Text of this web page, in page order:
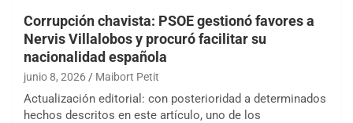
Corrupción chavista: PSOE gestionó favores a
Nervis Villalobos y procuró facilitar su
nacionalidad española
junio 8, 2026 Maibort Petit
Actualización editorial: con posterioridad a determinados
hechos descritos en este artículo, uno de los